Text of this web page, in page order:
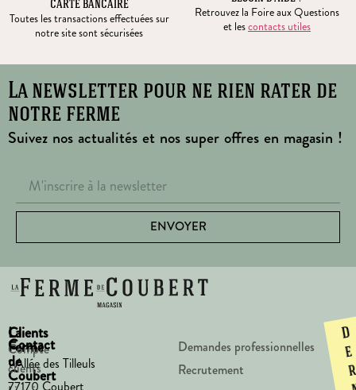
CARTE BANCAIRE
Toutes les transactions effectuées sur
notre site sont sécurisées
Retrouvez la Foire aux Questions
et lescontacts utiles
La newsletter pour ne rien rater de
notre ferme
Suivez nos actualités et nos super offres en magasin !
ENVOYER
La
Ferme
de
Coubert
Clients
Compte
clients
Contact
1 Allée des Tilleuls
77170 Coubert
Demandes professionnelles
Recrutement
D
e